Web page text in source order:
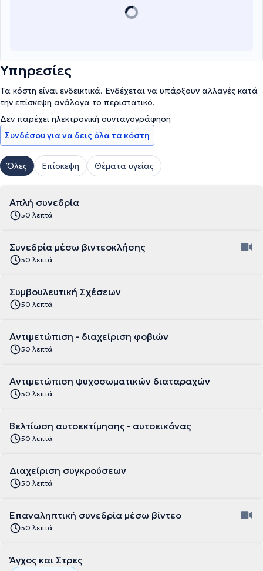
Υπηρεσίες
Τα κόστη είναι ενδεικτικά. Ενδέχεται να υπάρξουν αλλαγές κατά
την επίσκεψη ανάλογα το περιστατικό.
Δεν παρέχει ηλεκτρονική συνταγογράφηση
Συνδέσου για να δεις όλα τα κόστη
Όλες Επίσκεψη Θέματα υγείας
Απλή συνεδρία
50 λεπτά
Συνεδρία μέσω βιντεοκλήσης
50 λεπτά
Συμβουλευτική Σχέσεων
50 λεπτά
Αντιμετώπιση - διαχείριση φοβιών
50 λεπτά
Αντιμετώπιση ψυχοσωματικών διαταραχών
50 λεπτά
Βελτίωση αυτοεκτίμησης - αυτοεικόνας
50 λεπτά
Διαχείριση συγκρούσεων
50 λεπτά
Επαναληπτική συνεδρία μέσω βίντεο
50 λεπτά
Άγχος και Στρες